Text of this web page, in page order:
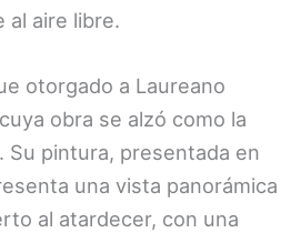
al aire libre.
otorgado a Laureano
obra se alzó como la
Su pintura, presentada en
una vista panorámica
al atardecer, con una